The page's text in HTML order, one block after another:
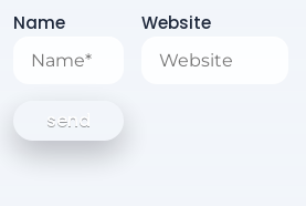
Name Website